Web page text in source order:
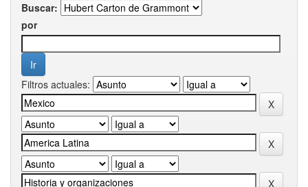
Buscar:
por
Filtros actuales: